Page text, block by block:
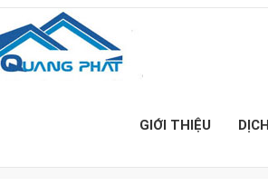
GIỚI THIỆU